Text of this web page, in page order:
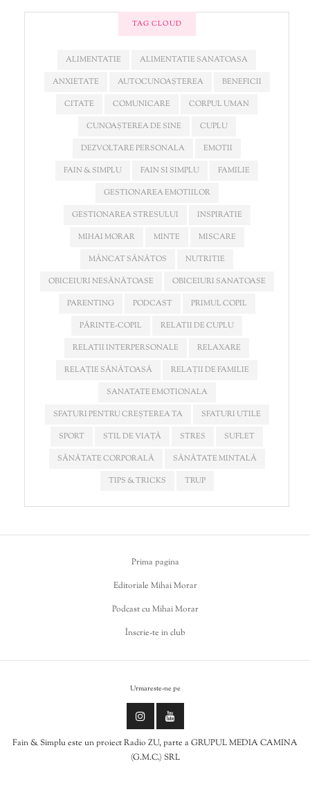
TAG CLOUD
ALIMENTATIE
ALIMENTATIE SANATOASA
ANXIETATE
AUTOCUNOAȘTEREA
BENEFICII
CITATE
COMUNICARE
CORPUL UMAN
CUNOAȘTEREA DE SINE
CUPLU
DEZVOLTARE PERSONALA
EMOTII
FAIN & SIMPLU
FAIN SI SIMPLU
FAMILIE
GESTIONAREA EMOTIILOR
GESTIONAREA STRESULUI
INSPIRATIE
MIHAI MORAR
MINTE
MISCARE
MÂNCAT SĂNĂTOS
NUTRITIE
OBICEIURI NESĂNĂTOASE
OBICEIURI SANATOASE
PARENTING
PODCAST
PRIMUL COPIL
PĂRINTE-COPIL
RELATII DE CUPLU
RELATII INTERPERSONALE
RELAXARE
RELAȚIE SĂNĂTOASĂ
RELAȚII DE FAMILIE
SANATATE EMOTIONALA
SFATURI PENTRU CREȘTEREA TA
SFATURI UTILE
SPORT
STIL DE VIAȚĂ STRES
SUFLET
SĂNĂTATE CORPORALĂ
SĂNĂTATE MINTALĂ
TIPS & TRICKS
TRUP
Prima pagina
Editoriale Mihai Morar
Podcast cu Mihai Morar
Înscrie-te in club
Urmareste-ne pe
Fain & Simplu este un proiect Radio ZU, parte a GRUPUL MEDIA CAMINA
(G.M.C.) SRL